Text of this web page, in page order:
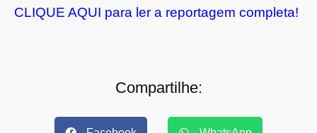
CLIQUE AQUI para ler a reportagem completa!
Compartilhe: